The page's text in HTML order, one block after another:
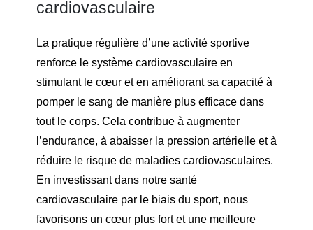
cardiovasculaire
La pratique régulière d’une activité sportive
renforce le système cardiovasculaire en
stimulant le cœur et en améliorant sa capacité à
pomper le sang de manière plus efficace dans
tout le corps. Cela contribue à augmenter
l’endurance, à abaisser la pression artérielle et à
réduire le risque de maladies cardiovasculaires.
En investissant dans notre santé
cardiovasculaire par le biais du sport, nous
favorisons un cœur plus fort et une meilleure